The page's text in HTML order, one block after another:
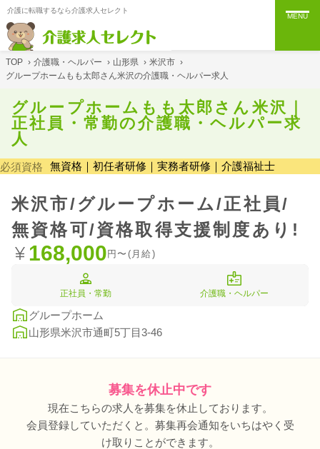
介護に転職するなら介護求人セレクト
MENU
TOP › 介護職・ヘルパー › 山形県 › 米沢市 ›
グループホームもも太郎さん米沢の介護職・ヘルパー求人
グループホームもも太郎さん米沢｜
正社員・常勤の介護職・ヘルパー求
人
必須資格 無資格｜初任者研修｜実務者研修｜介護福祉士
米沢市/グループホーム/正社員/
無資格可/資格取得支援制度あり!
168,000円〜(月給)
正社員・常勤 介護職・ヘルパー
グループホーム
山形県米沢市通町5丁目3-46
募集を休止中です
現在こちらの求人を募集を休止しております。
会員登録していただくと。募集再会通知をいちはやく受
け取りことができます。